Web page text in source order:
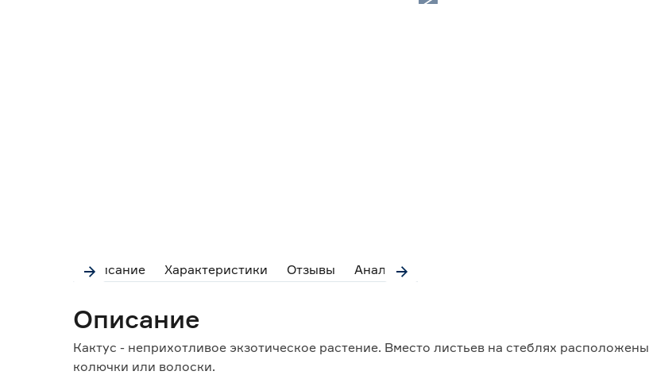
Описание Характеристики Отзывы Аналоги
Описание
Кактус - неприхотливое экзотическое растение. Вместо листьев на стеблях расположены
колючки или волоски.